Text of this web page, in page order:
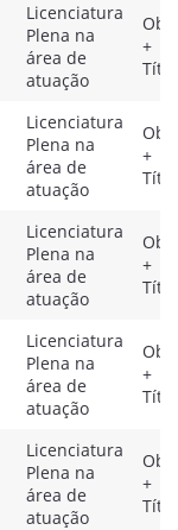
Licenciatura
Plena na
área de
atuação
+
Licenciatura
Plena na
área de
atuação
+
Licenciatura
Plena na
área de
atuação
+
Licenciatura
Plena na
área de
atuação
+
Licenciatura
Plena na
área de
atuação
+